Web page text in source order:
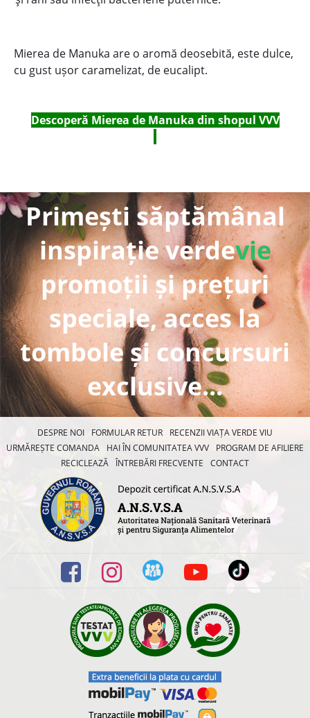
Mierea de Manuka are o aromă deosebită, este dulce,
cu gust ușor caramelizat, de eucalipt.
Descoperă Mierea de Manuka din shopul VVV
Primești săptămânal
inspirație verdevie
promoții și prețuri
speciale, acces la
tombole și concursuri
exclusive...
DESPRE NOI FORMULAR RETUR
RECENZII VIAȚA VERDE VIU
URMĂREȘTE COMANDA
HAI ÎN COMUNITATEA VVV
PROGRAM DE AFILIERE
RECICLEAZĂ ÎNTREBĂRI FRECVENTE CONTACT